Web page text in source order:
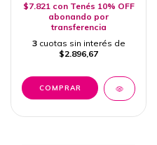
$7.821 con Tenés 10% OFF
abonando por
transferencia
3 cuotas sin interés de
$2.896,67